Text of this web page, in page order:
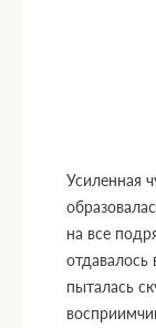
Усиленная
на все
пыталась